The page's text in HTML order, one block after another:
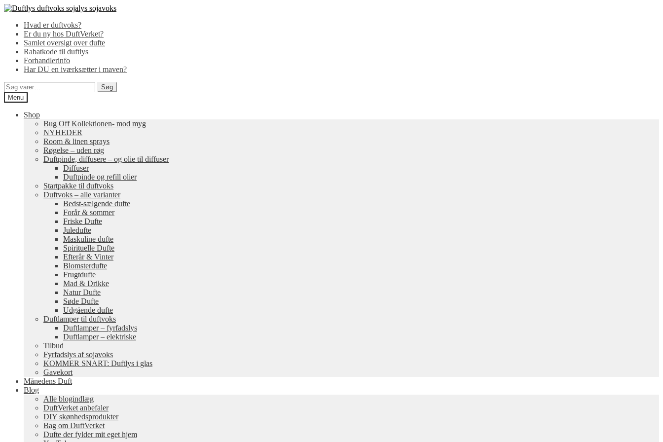
Spring
navigation
Spring
indholdHvad er duftvoks?
Er du ny hos DuftVerket?
Samlet oversigt over dufte
Rabatkode til duftlys
Forhandlerinfo
Har DU en iværksætter i maven?
Søg
efter:
Søg
Menu
Shop
Bug Off Kollektionen- mod myg
NYHEDER
Room & linen sprays
Røgelse – uden røg
Duftpinde, diffusere – og olie til diffuser
Diffuser
Duftpinde og refill olier
Startpakke til duftvoks
Duftvoks – alle varianter
Bedst-sælgende dufte
Forår & sommer
Friske Dufte
Juledufte
Maskuline dufte
Spirituelle Dufte
Efterår & Vinter
Blomsterdufte
Frugtdufte
Mad & Drikke
Natur Dufte
Søde Dufte
Udgående dufte
Duftlamper til duftvoks
Duftlamper – fyrfadslys
Duftlamper – elektriske
Tilbud
Fyrfadslys af sojavoks
KOMMER SNART: Duftlys i glas
Gavekort
Månedens Duft
Blog
Alle blogindlæg
DuftVerket anbefaler
DIY skønhedsprodukter
Bag om DuftVerket
Dufte der fylder mit eget hjem